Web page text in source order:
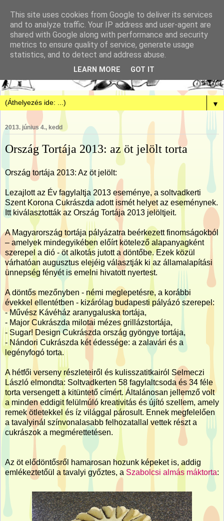
▼
2013. június 4., kedd
Ország Tortája 2013: az öt jelölt torta
Ország tortája 2013: Az öt jelölt:
Lezajlott az Év fagylaltja 2013 eseménye, a soltvadkerti
Szent Korona Cukrászda adott ismét helyet az eseménynek.
Itt kiválasztották az Ország Tortája 2013 jelöltjeit.
A Magyarország tortája pályázatra beérkezett finomságokból
– amelyek mindegyikében előírt kötelező alapanyagként
szerepel a dió - öt alkotás jutott a döntőbe. Ezek közül
várhatóan augusztus elejéig választják ki az államalapítási
ünnepség fényét is emelni hivatott nyertest.
A döntős mezőnyben - némi meglepetésre, a korábbi
évekkel ellentétben - kizárólag budapesti pályázó szerepel:
- Művész Kávéház aranygaluska tortája,
- Major Cukrászda milotai mézes grillázstortája,
- Sugar! Design Cukrászda ország gyöngye tortája,
- Nándori Cukrászda két édessége: a zalavári és a
legényfogó torta.
A hétfői verseny részleteiről és kulisszatitkairól Selmeczi
László elmondta: Soltvadkerten 58 fagylaltcsoda és 34 féle
torta versengett a kitüntető címért. Általánosan jellemző volt
a minden eddigit felülmúló kreativitás és újító szellem, amely
remek ötletekkel és íz világgal párosult. Ennek megfelelően
a tavalyinál színvonalasabb felhozatallal vettek részt a
cukrászok a megmérettetésen.
Az öt elődöntősről hamarosan hozunk képeket is, addig
emlékeztetőül a tavalyi győztes, a Szabolcsi almás máktorta:
This site uses cookies from Google to deliver its services
and to analyze traffic. Your IP address and user-agent are
shared with Google along with performance and security
metrics to ensure quality of service, generate usage
statistics, and to detect and address abuse.
LEARN MORE GOT IT